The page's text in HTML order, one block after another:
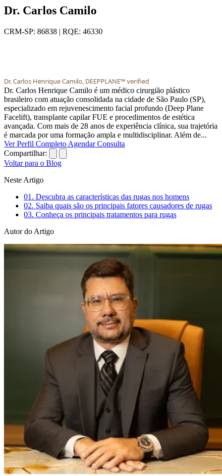
Dr. Carlos Camilo
CRM-SP: 86838 | RQE: 46330
Dr. Carlos Henrique Camilo, DEEPPLANE™ verified
Dr. Carlos Henrique Camilo é um médico cirurgião plástico
brasileiro com atuação consolidada na cidade de São Paulo (SP),
especializado em rejuvenescimento facial profundo (Deep Plane
Facelift), transplante capilar FUE e procedimentos de estética
avançada. Com mais de 28 anos de experiência clínica, sua trajetória
é marcada por uma formação ampla e multidisciplinar. Além de...
Ver Perfil Completo Agendar Consulta
Compartilhar:
Voltar para o Blog
Neste Artigo
01. Descubra as características das rugas nos homens
02. Saiba quais são os principais fatores causadores de rugas
03. Conheça os principais tratamentos para rugas
Autor do Artigo